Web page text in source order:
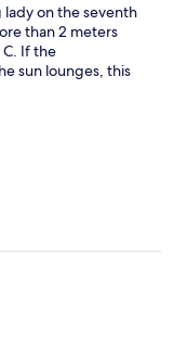
lady on the seventh
than 2 meters
If the
sun lounges, this